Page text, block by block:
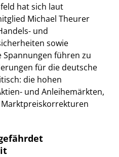
hat sich laut
Michael Theurer
und
sowie
führen zu
für die deutsche
die hohen
und Anleihemärkten,